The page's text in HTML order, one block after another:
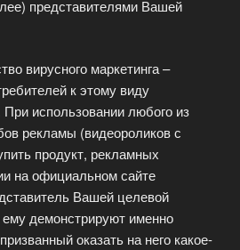
представителями Вашей
вирусного маркетинга –
к этому виду
использовании любого из
рекламы (видеороликов с
продукт, рекламных
на официальном сайте
Вашей целевой
ему демонстрируют именно
оказать на него какое-